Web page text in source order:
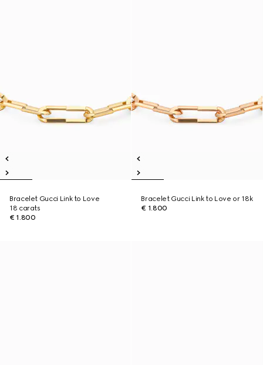
Bracelet Gucci Link to Love
18 carats
€ 1.800
Bracelet Gucci Link to Love or 18k
€ 1.800